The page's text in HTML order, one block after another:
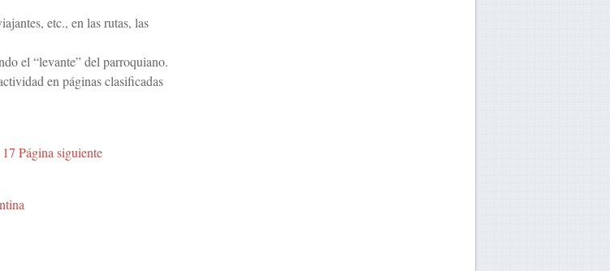
etc., en las rutas, las
el “levante” del parroquiano.
en páginas clasificadas
17 Página siguiente